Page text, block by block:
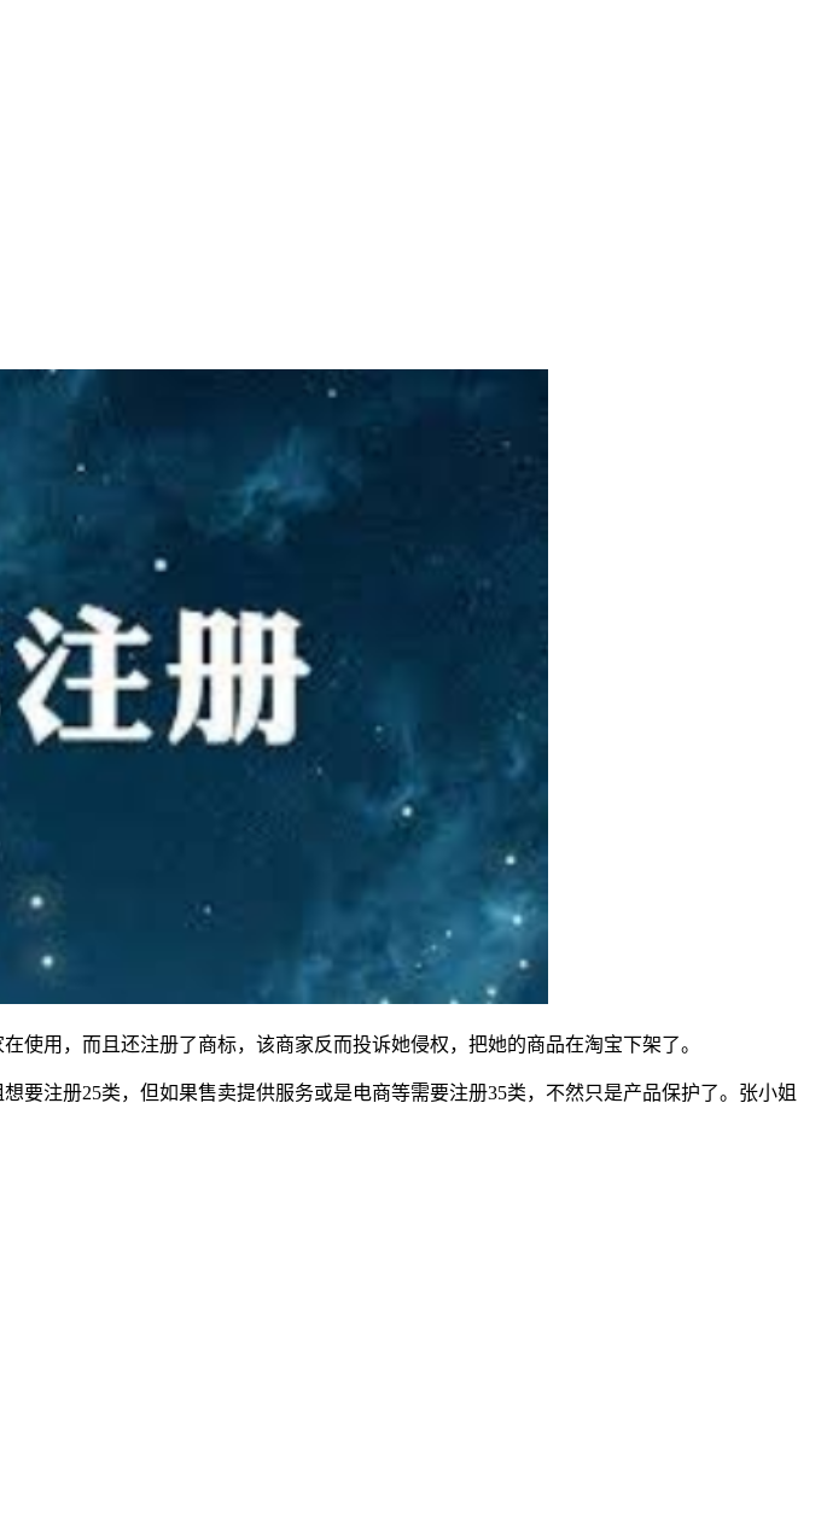
用，而且还注册了商标，该商家反而投诉她侵权，把她的商品在淘宝下架了。
注册25类，但如果售卖提供服务或是电商等需要注册35类，不然只是产品保护了。张小姐